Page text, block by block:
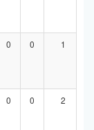
0 0 1
0 0 2